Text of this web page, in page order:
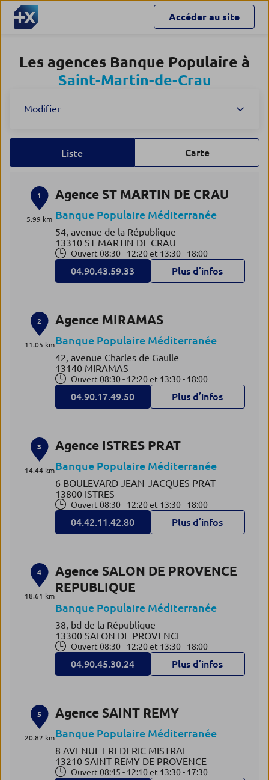
Accéder au site
Les agences Banque Populaire à
Saint-Martin-de-Crau
Modifier
Liste Carte
1
5.99 km
Agence ST MARTIN DE CRAU
Banque Populaire Méditerranée
54, avenue de la République
13310 ST MARTIN DE CRAU
Ouvert 08:30 - 12:20 et 13:30 - 18:00
04.90.43.59.33 Plus d’infos
2
11.05 km
Agence MIRAMAS
Banque Populaire Méditerranée
42, avenue Charles de Gaulle
13140 MIRAMAS
Ouvert 08:30 - 12:20 et 13:30 - 18:00
04.90.17.49.50 Plus d’infos
3
14.44 km
Agence ISTRES PRAT
Banque Populaire Méditerranée
6 BOULEVARD JEAN-JACQUES PRAT
13800 ISTRES
Ouvert 08:30 - 12:20 et 13:30 - 18:00
04.42.11.42.80 Plus d’infos
4
18.61 km
Agence SALON DE PROVENCE
REPUBLIQUE
Banque Populaire Méditerranée
38, bd de la République
13300 SALON DE PROVENCE
Ouvert 08:30 - 12:20 et 13:30 - 18:00
04.90.45.30.24 Plus d’infos
5
20.82 km
Agence SAINT REMY
Banque Populaire Méditerranée
8 AVENUE FREDERIC MISTRAL
13210 SAINT REMY DE PROVENCE
Ouvert 08:45 - 12:10 et 13:30 - 17:30